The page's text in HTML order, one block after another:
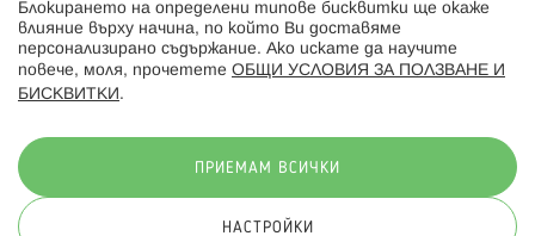
Блокирането на определени типове бисквитки ще окаже
влияние върху начина, по който Ви доставяме
персонализирано съдържание. Ако искате да научите
повече, моля, прочетете ОБЩИ УСЛОВИЯ ЗА ПОЛЗВАНЕ И
БИСКВИТКИ .
ПРИЕМАМ ВСИЧКИ
НАСТРОЙКИ